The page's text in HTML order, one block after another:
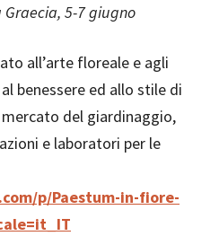
Graecia, 5-7 giugno
all’arte floreale e agli
benessere ed allo stile di
del giardinaggio,
e laboratori per le
p/Paestum-in-fiore-